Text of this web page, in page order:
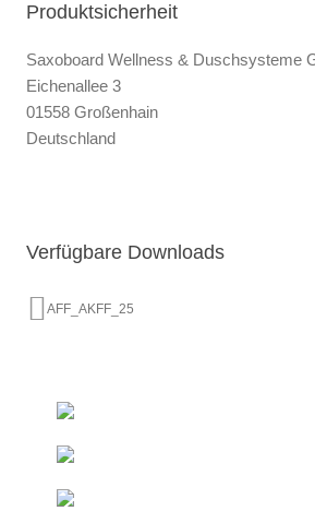
Produktsicherheit
Saxoboard Wellness & Duschsysteme
Eichenallee 3
01558 Großenhain
Deutschland
Verfügbare Downloads
AFF_AKFF_25